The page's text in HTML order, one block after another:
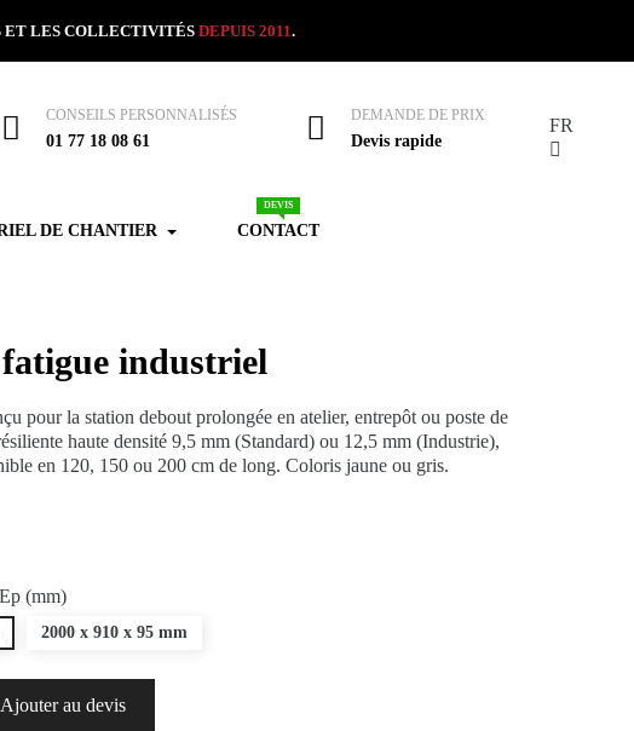
ET LES COLLECTIVITÉS DEPUIS 2011.
CONSEILS PERSONNALISÉS
01 77 18 08 61
DEMANDE DE PRIX
Devis rapide
FR
DE CHANTIER CONTACT
DEVIS
industriel
pour la station debout prolongée en atelier, entrepôt ou poste de
haute densité 9,5 mm (Standard) ou 12,5 mm (Industrie),
en 120, 150 ou 200 cm de long. Coloris jaune ou gris.
(mm)
2000 x 910 x 95 mm
Ajouter au devis